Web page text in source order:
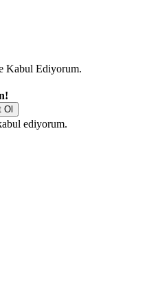
Kabul Ediyorum.
Ol
ediyorum.